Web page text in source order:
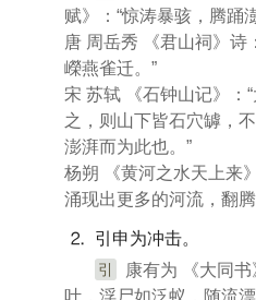
赋》：“惊涛暴骇，腾踊
唐 周岳秀 《君山祠》诗
嶸燕雀迁。”
宋 苏轼 《石钟山记》
之，则山下皆石穴罅，
澎湃而为此也。”
杨朔 《黄河之水天上来
涌现出更多的河流，翻
⒉ 引申为冲击。
引
康有为 《大同
叶，浮尸如泛蚁，随流